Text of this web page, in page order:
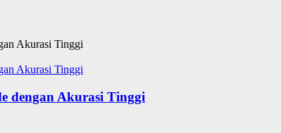
dengan Akurasi Tinggi